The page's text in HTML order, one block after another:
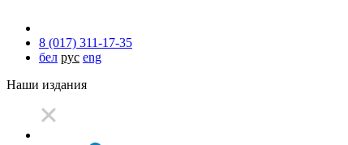
8 (017) 311-17-35
бел рус eng
Наши издания